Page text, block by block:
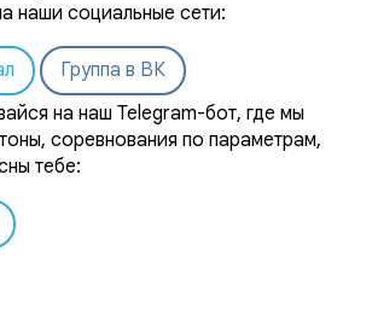
наши социальные сети:
Группа в ВК
на наш Telegram-бот, где мы
соревнования по параметрам,
тебе: